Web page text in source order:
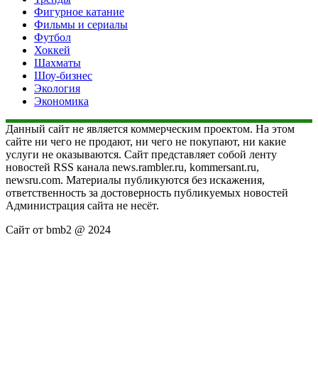
Фигурное катание
Фильмы и сериалы
Футбол
Хоккей
Шахматы
Шоу-бизнес
Экология
Экономика
Данный сайт не является коммерческим проектом. На этом
сайте ни чего не продают, ни чего не покупают, ни какие
услуги не оказываются. Сайт представляет собой ленту
новостей RSS канала news.rambler.ru, kommersant.ru,
newsru.com. Материалы публикуются без искажения,
ответственность за достоверность публикуемых новостей
Администрация сайта не несёт.
Сайт от bmb2 @ 2024